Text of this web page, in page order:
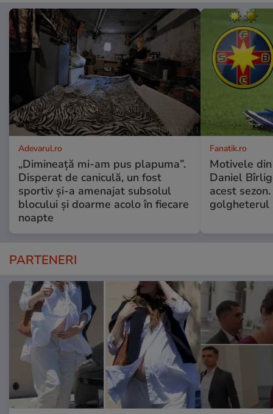
Adevarul.ro
„Dimineață mi-am pus plapuma”.
Disperat de caniculă, un fost
sportiv și-a amenajat subsolul
blocului și doarme acolo în fiecare
noapte
Fanatik.ro
Motivele
Daniel
acest
golgheterul
PARTENERI